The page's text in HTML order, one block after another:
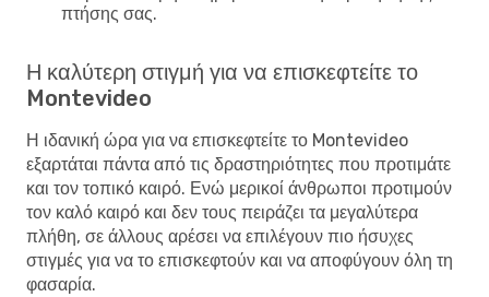
πτήσης σας.
Η καλύτερη στιγμή για να επισκεφτείτε το
Montevideo
Η ιδανική ώρα για να επισκεφτείτε το Montevideo
εξαρτάται πάντα από τις δραστηριότητες που προτιμάτε
και τον τοπικό καιρό. Ενώ μερικοί άνθρωποι προτιμούν
τον καλό καιρό και δεν τους πειράζει τα μεγαλύτερα
πλήθη, σε άλλους αρέσει να επιλέγουν πιο ήσυχες
στιγμές για να το επισκεφτούν και να αποφύγουν όλη τη
φασαρία.